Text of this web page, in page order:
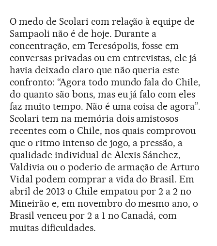
O medo de Scolari com relação à equipe de
Sampaoli não é de hoje. Durante a
concentração, em Teresópolis, fosse em
conversas privadas ou em entrevistas, ele já
havia deixado claro que não queria este
confronto: “Agora todo mundo fala do Chile,
do quanto são bons, mas eu já falo com eles
faz muito tempo. Não é uma coisa de agora”.
Scolari tem na memória dois amistosos
recentes com o Chile, nos quais comprovou
que o ritmo intenso de jogo, a pressão, a
qualidade individual de Alexis Sánchez,
Valdivia ou o poderio de armação de Arturo
Vidal podem comprar a vida do Brasil. Em
abril de 2013 o Chile empatou por 2 a 2 no
Mineirão e, em novembro do mesmo ano, o
Brasil venceu por 2 a 1 no Canadá, com
muitas dificuldades.